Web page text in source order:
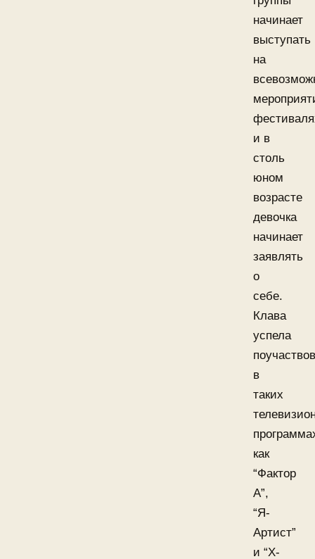
начинает
выступать
на
и в
столь
юном
возрасте
девочка
начинает
заявлять
о
себе.
Клава
успела
в
таких
как
“Фактор
А”,
“Я-
Артист”
и “X-